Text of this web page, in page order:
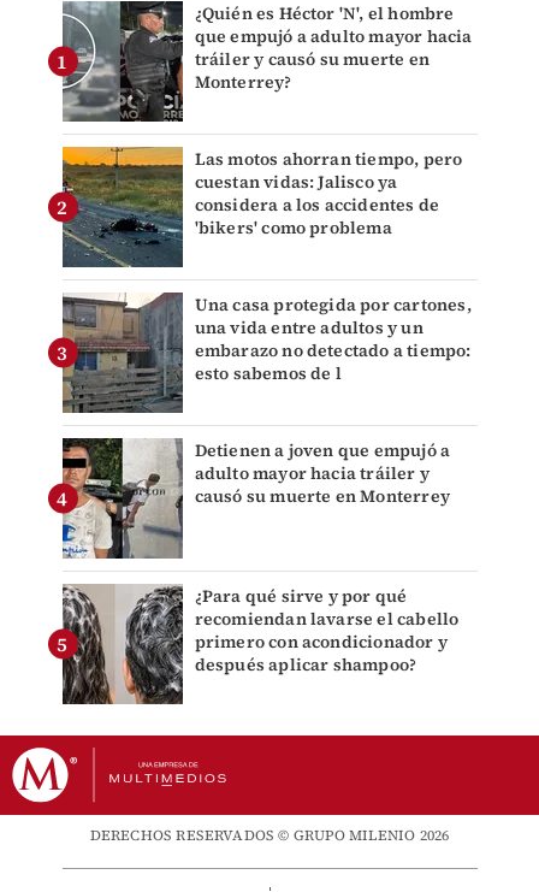
¿Quién es Héctor 'N', el hombre
que empujó a adulto mayor hacia
tráiler y causó su muerte en
Monterrey?
Las motos ahorran tiempo, pero
cuestan vidas: Jalisco ya
considera a los accidentes de
'bikers' como problema
Una casa protegida por cartones,
una vida entre adultos y un
embarazo no detectado a tiempo:
esto sabemos de l
Detienen a joven que empujó a
adulto mayor hacia tráiler y
causó su muerte en Monterrey
¿Para qué sirve y por qué
recomiendan lavarse el cabello
primero con acondicionador y
después aplicar shampoo?
DERECHOS RESERVADOS © GRUPO MILENIO 2026